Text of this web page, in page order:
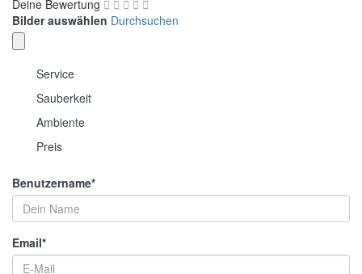
Deine Bewertung
Bilder auswählen Durchsuchen
Service
Sauberkeit
Ambiente
Preis
Benutzername*
Email*